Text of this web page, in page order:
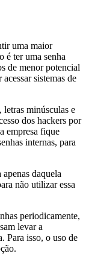
uma maior
é ter uma senha
de menor potencial
sistemas de
letras minúsculas e
dos hackers por
empresa fique
internas, para
daquela
não utilizar essa
periodicamente,
levar a
Para isso, o uso de